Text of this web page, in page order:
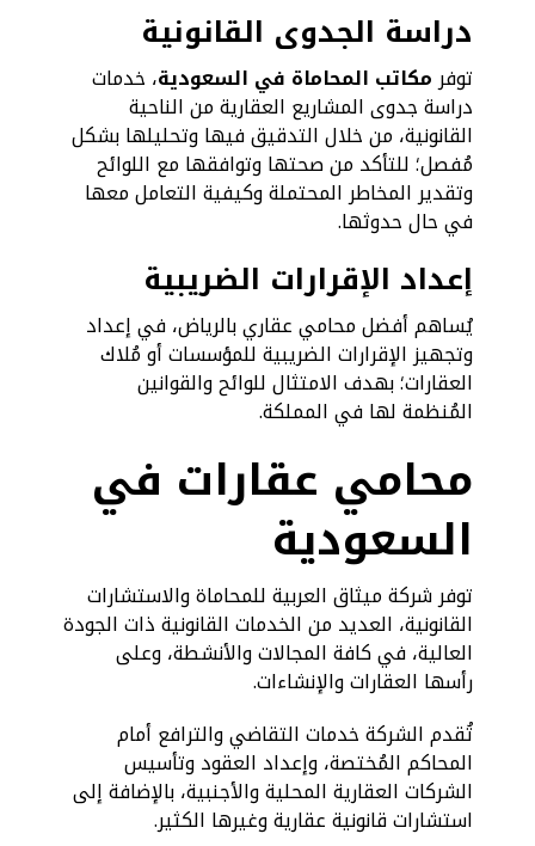
دراسة الجدوى القانونية
توفرمكاتب المحاماة في السعودية، خدمات
دراسة جدوى المشاريع العقارية من الناحية
القانونية، من خلال التدقيق فيها وتحليلها بشكل
مُفصل؛ للتأكد من صحتها وتوافقها مع اللوائح
وتقدير المخاطر المحتملة وكيفية التعامل معها
في حال حدوثها.
إعداد الإقرارات الضريبية
يُساهم أفضل محامي عقاري بالرياض، في إعداد
وتجهيز الإقرارات الضريبية للمؤسسات أو مُلاك
العقارات؛ بهدف الامتثال للوائح والقوانين
المُنظمة لها في المملكة.
محامي عقارات في
السعودية
توفر شركة ميثاق العربية للمحاماة والاستشارات
القانونية، العديد من الخدمات القانونية ذات الجودة
العالية، في كافة المجالات والأنشطة، وعلى
رأسها العقارات والإنشاءات.
تُقدم الشركة خدمات التقاضي والترافع أمام
المحاكم المُختصة، وإعداد العقود وتأسيس
الشركات العقارية المحلية والأجنبية، بالإضافة إلى
استشارات قانونية عقارية وغيرها الكثير.